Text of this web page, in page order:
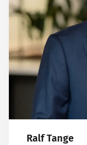
Ralf Tange